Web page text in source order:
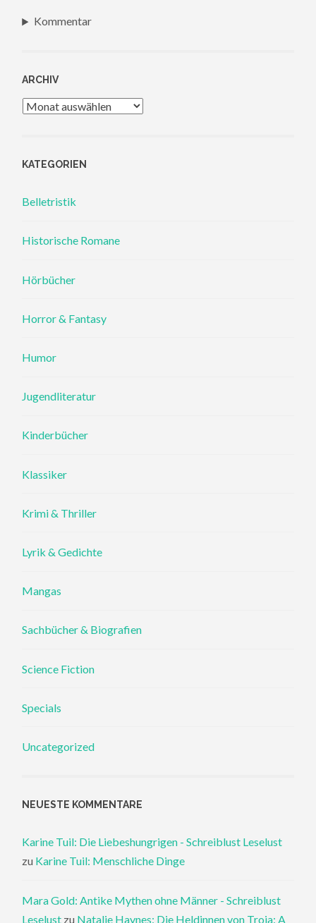
Kommentar
ARCHIV
Archiv
KATEGORIEN
Belletristik
Historische Romane
Hörbücher
Horror & Fantasy
Humor
Jugendliteratur
Kinderbücher
Klassiker
Krimi & Thriller
Lyrik & Gedichte
Mangas
Sachbücher & Biografien
Science Fiction
Specials
Uncategorized
NEUESTE KOMMENTARE
Karine Tuil: Die Liebeshungrigen - Schreiblust Leselust
zu Karine Tuil: Menschliche Dinge
Mara Gold: Antike Mythen ohne Männer - Schreiblust
Leselust zu Natalie Haynes: Die Heldinnen von Troja: A